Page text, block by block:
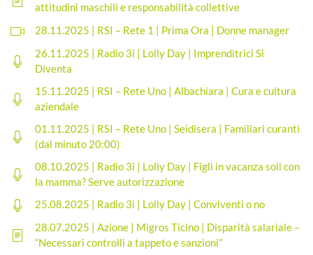
attitudini maschili e responsabilità collettive
28.11.2025 | RSI – Rete 1 | Prima Ora | Donne manager
26.11.2025 | Radio 3i | Lolly Day | Imprenditrici Si
Diventa
15.11.2025 | RSI – Rete Uno | Albachiara | Cura e cultura
aziendale
01.11.2025 | RSI – Rete Uno | Seidisera | Familiari curanti
(dal minuto 20:00)
08.10.2025 | Radio 3i | Lolly Day | Figli in vacanza soli con
la mamma? Serve autorizzazione
25.08.2025 | Radio 3i | Lolly Day | Conviventi o no
28.07.2025 | Azione | Migros Ticino | Disparità salariale –
“Necessari controlli a tappeto e sanzioni”